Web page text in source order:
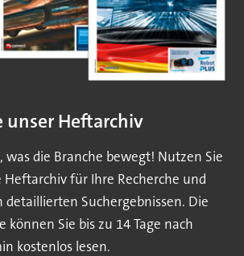
unser Heftarchiv
was die Branche bewegt! Nutzen Sie
für Ihre Recherche und
detaillierten Suchergebnissen. Die
können Sie bis zu 14 Tage nach
kostenlos lesen.